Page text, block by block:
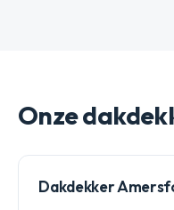
Onze
Dakdekker